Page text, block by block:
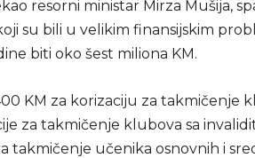
resorni ministar Mirza Mušija,
su bili u velikim finansijskim
biti oko šest miliona KM.
KM za korizaciju za takmičenje
za takmičenje klubova sa
takmičenje učenika osnovnih i